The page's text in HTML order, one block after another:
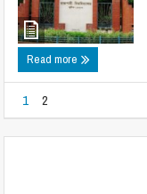
Read more
1 2